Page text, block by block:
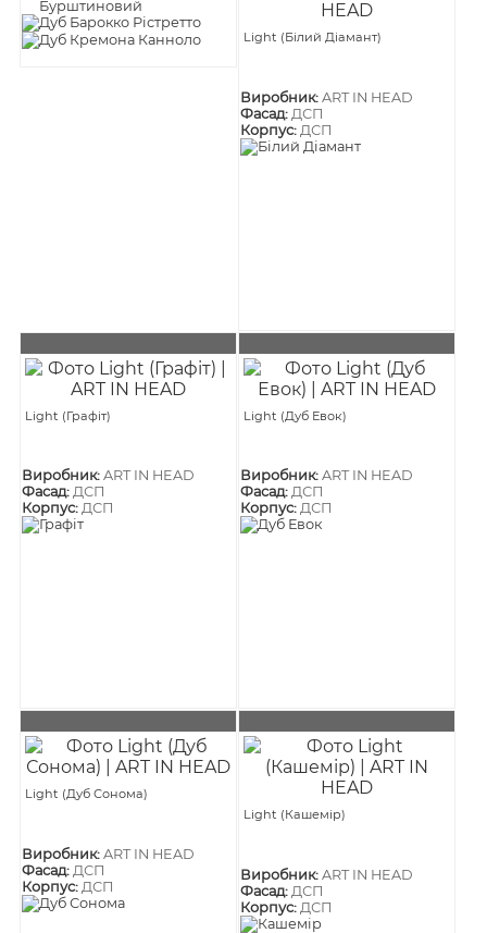
Light (Білий Діамант)
Виробник: ART IN HEAD
Фасад: ДСП
Корпус: ДСП
Light (Графіт)
Виробник:ART IN HEAD
Фасад:ДСП
Корпус:ДСП
Light (Дуб Евок)
Виробник: ART IN HEAD
Фасад: ДСП
Корпус: ДСП
Light (Дуб Сонома)
Виробник:ART IN HEAD
Фасад:ДСП
Корпус:ДСП
Light (Кашемір)
Виробник: ART IN HEAD
Фасад: ДСП
Корпус: ДСП